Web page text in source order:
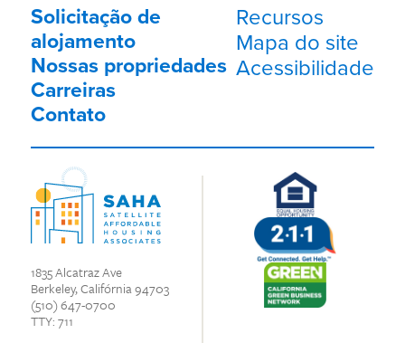
1835 Alcatraz Ave
Berkeley, Califórnia 94703
(510) 647-0700
TTY: 711
Solicitação de
alojamento
Nossas propriedades
Carreiras
Contato
Recursos
Mapa do site
Acessibilidade